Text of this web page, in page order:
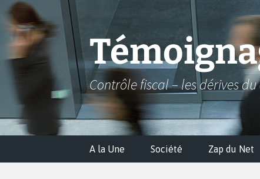
Aller
au
contenu
Contrôle fiscal – les dérives
A la Une Société Zap du Net